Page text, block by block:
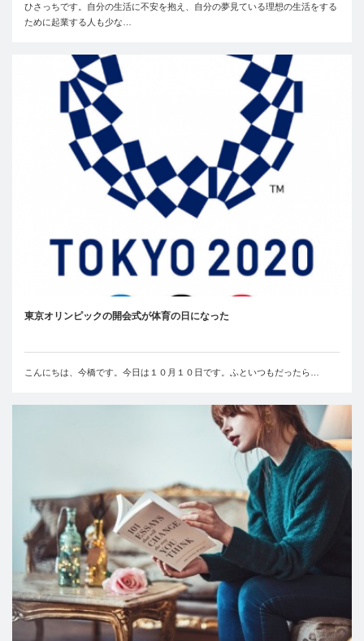
ひさっちです。自分の生活に不安を抱え、自分の夢見ている理想の生活をする
ために起業する人も少な…
東京オリンピックの開会式が体育の日になった
こんにちは、今橋です。今日は１０月１０日です。ふといつもだったら…